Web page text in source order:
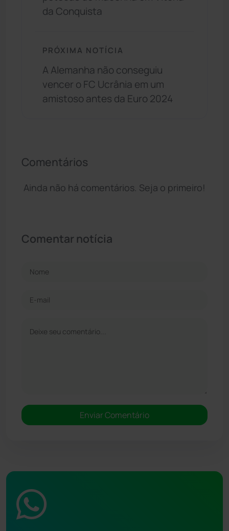
da Conquista
PRÓXIMA NOTÍCIA
A Alemanha não conseguiu
vencer o FC Ucrânia em um
amistoso antes da Euro 2024
Comentários
Ainda não há comentários. Seja o primeiro!
Comentar notícia